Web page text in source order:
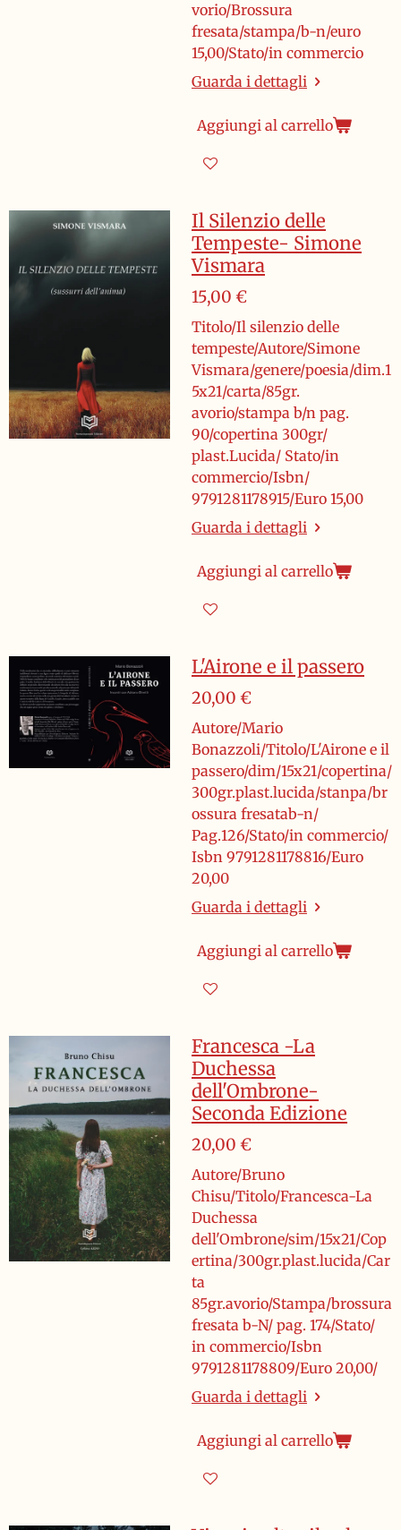
vorio/Brossura
fresata/stampa/b-n/euro
15,00/Stato/in commercio
Guarda i dettagli
Aggiungi al carrello
Il Silenzio delle
Tempeste- Simone
Vismara
15,00 €
Titolo/Il silenzio delle
tempeste/Autore/Simone
Vismara/genere/poesia/dim.1
5x21/carta/85gr.
avorio/stampa b/n pag.
90/copertina 300gr/
plast.Lucida/ Stato/in
commercio/Isbn/
9791281178915/Euro 15,00
Guarda i dettagli
Aggiungi al carrello
L'Airone e il passero
20,00 €
Autore/Mario
Bonazzoli/Titolo/L'Airone e il
passero/dim/15x21/copertina/
300gr.plast.lucida/stanpa/br
ossura fresatab-n/
Pag.126/Stato/in commercio/
Isbn 9791281178816/Euro
20,00
Guarda i dettagli
Aggiungi al carrello
Francesca -La
Duchessa
dell'Ombrone-
Seconda Edizione
20,00 €
Autore/Bruno
Chisu/Titolo/Francesca-La
Duchessa
dell'Ombrone/sim/15x21/Cop
ertina/300gr.plast.lucida/Car
ta
85gr.avorio/Stampa/brossura
fresata b-N/ pag. 174/Stato/
in commercio/Isbn
9791281178809/Euro 20,00/
Guarda i dettagli
Aggiungi al carrello